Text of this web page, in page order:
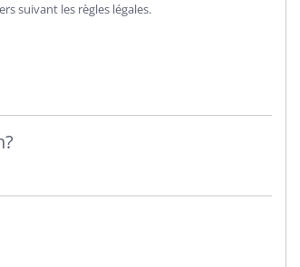
suivant les règles légales.